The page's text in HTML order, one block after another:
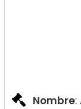
Nombre